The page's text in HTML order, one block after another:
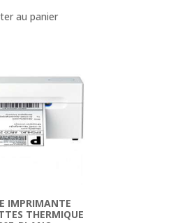
au panier
IMPRIMANTE
THERMIQUE